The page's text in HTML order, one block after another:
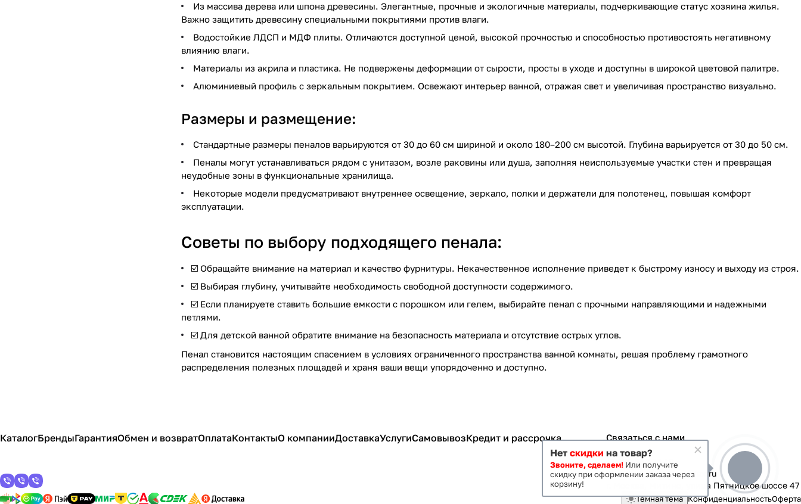
Из массива дерева или шпона древесины. Элегантные, прочные и экологичные материалы, подчеркивающие статус хозяина жилья.
Важно защитить древесину специальными покрытиями против влаги.
Водостойкие ЛДСП и МДФ плиты. Отличаются доступной ценой, высокой прочностью и способностью противостоять негативному
влиянию влаги.
Материалы из акрила и пластика. Не подвержены деформации от сырости, просты в уходе и доступны в широкой цветовой палитре.
Алюминиевый профиль с зеркальным покрытием. Освежают интерьер ванной, отражая свет и увеличивая пространство визуально.
Размеры и размещение:
Стандартные размеры пеналов варьируются от 30 до 60 см шириной и около 180–200 см высотой. Глубина варьируется от 30 до 50 см.
Пеналы могут устанавливаться рядом с унитазом, возле раковины или душа, заполняя неиспользуемые участки стен и превращая
неудобные зоны в функциональные хранилища.
Некоторые модели предусматривают внутреннее освещение, зеркало, полки и держатели для полотенец, повышая комфорт
эксплуатации.
Советы по выбору подходящего пенала:
☑️ Обращайте внимание на материал и качество фурнитуры. Некачественное исполнение приведет к быстрому износу и выходу из строя.
☑️ Выбирая глубину, учитывайте необходимость свободной доступности содержимого.
☑️ Если планируете ставить большие емкости с порошком или гелем, выбирайте пенал с прочными направляющими и надежными
петлями.
☑️ Для детской ванной обратите внимание на безопасность материала и отсутствие острых углов.
Пенал становится настоящим спасением в условиях ограниченного пространства ванной комнаты, решая проблему грамотного
распределения полезных площадей и храня ваши вещи упорядоченно и доступно.
КаталогБрендыГарантияОбмен и возвратОплатаКонтактыО компанииДоставкаУслугиСамовывозКредит и рассрочка Связаться с нами
+7 495 363-70-19
magazin-vanna@yandex.ru
г. Москва, Митино, улица Пятницкое шоссе 47
Темная тема КонфиденциальностьОферта
Нет скидки на товар?
Звоните, сделаем! Или получите
скидку при оформлении заказа через
корзину!